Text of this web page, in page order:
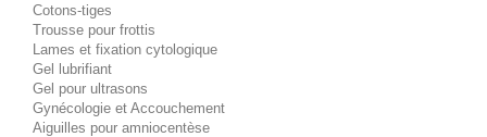
Cotons-tiges
Trousse pour frottis
Lames et fixation cytologique
Gel lubrifiant
Gel pour ultrasons
Gynécologie et Accouchement
Aiguilles pour amniocentèse